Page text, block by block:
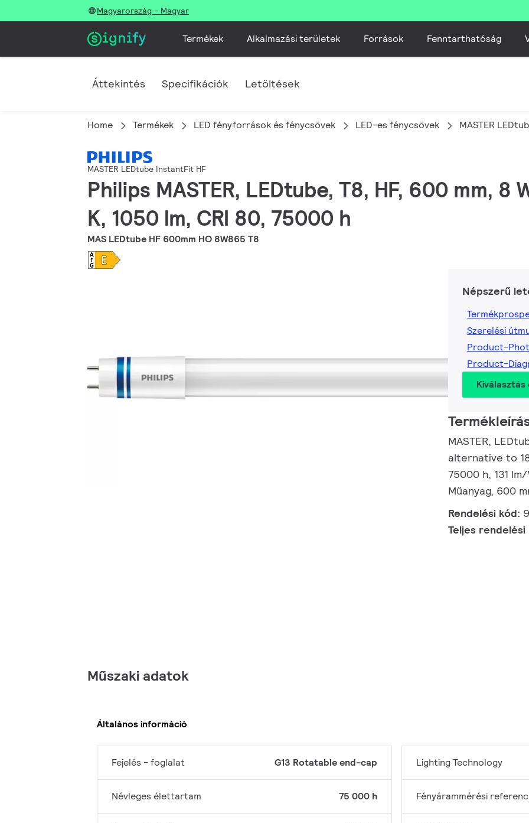
Magyarország - Magyar
Termékek Alkalmazási területek Források Fenntarthatóság
Áttekintés Specifikációk Letöltések
Home Termékek LED fényforrások és fénycsövek LED-es fénycsövek MASTER
MASTER LEDtube InstantFit HF
Philips MASTER, LEDtube, T8, HF, 600 mm, 8
K, 1050 lm, CRI 80, 75000 h
MAS LEDtube HF 600mm HO 8W865 T8
Népszerű
Szerelési
Product-
Product-
MASTER,
alternative to
75000 h, 131
Műanyag, 600
Rendelési kód:
Teljes rendelési
Műszaki adatok
Általános információ
Fejelés - foglalat G13 Rotatable end-cap
Névleges élettartam 75 000 h
Lighting Technology
Fényárammérési